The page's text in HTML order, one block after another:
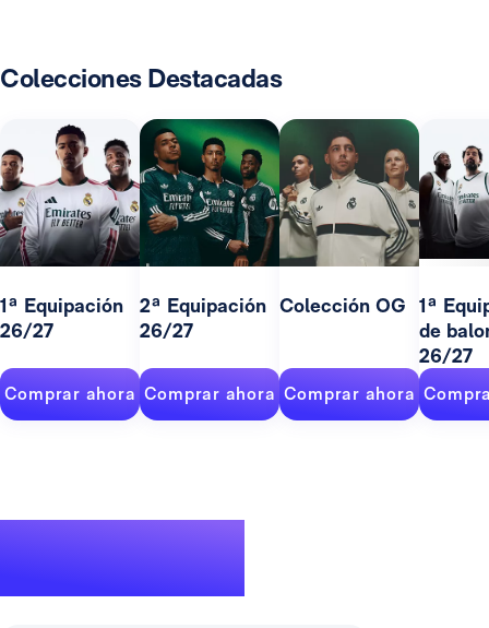
Colecciones Destacadas
1ª Equipación
26/27
Comprar ahora
2ª Equipación
26/27
Comprar ahora
Colección OG
Comprar ahora
1ª
de
26/27